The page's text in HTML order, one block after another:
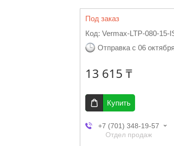
Под заказ
Код: Vermax-LTP-080-15-
Отправка с 06
13 615 ₸
Купить
+7 (701) 348-19-57
Отдел продаж